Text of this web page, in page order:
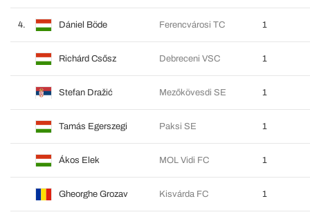
4. Dániel Böde Ferencvárosi TC 1
Richárd Csősz Debreceni VSC 1
Stefan Dražić Mezőkövesdi SE 1
Tamás Egerszegi Paksi SE 1
Ákos Elek MOL Vidi FC 1
Gheorghe Grozav Kisvárda FC 1